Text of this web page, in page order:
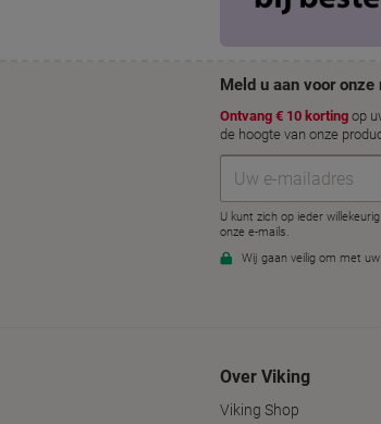
Over Viking
Viking Shop